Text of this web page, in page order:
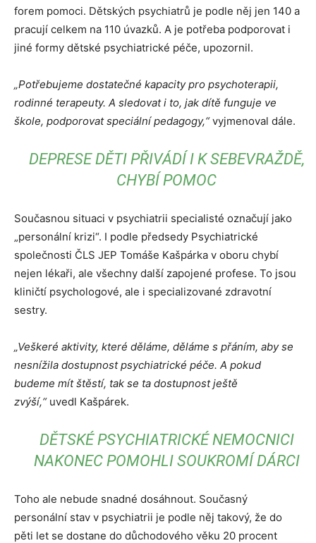
forem pomoci. Dětských psychiatrů je podle něj jen 140 a
pracují celkem na 110 úvazků. A je potřeba podporovat i
jiné formy dětské psychiatrické péče, upozornil.
„Potřebujeme dostatečné kapacity pro psychoterapii,
rodinné terapeuty. A sledovat i to, jak dítě funguje ve
škole, podporovat speciální pedagogy,“vyjmenoval dále.
DEPRESE DĚTI PŘIVÁDÍ I K SEBEVRAŽDĚ,
CHYBÍ POMOC
Současnou situaci v psychiatrii specialisté označují jako
„personální krizi“. I podle předsedy Psychiatrické
společnosti ČLS JEP Tomáše Kašpárka v oboru chybí
nejen lékaři, ale všechny další zapojené profese. To jsou
kliničtí psychologové, ale i specializované zdravotní
sestry.
„Veškeré aktivity, které děláme, děláme s přáním, aby se
nesnížila dostupnost psychiatrické péče. A pokud
budeme mít štěstí, tak se ta dostupnost ještě
zvýší,“uvedl Kašpárek.
DĚTSKÉ PSYCHIATRICKÉ NEMOCNICI
NAKONEC POMOHLI SOUKROMÍ DÁRCI
Toho ale nebude snadné dosáhnout. Současný
personální stav v psychiatrii je podle něj takový, že do
pěti let se dostane do důchodového věku 20 procent